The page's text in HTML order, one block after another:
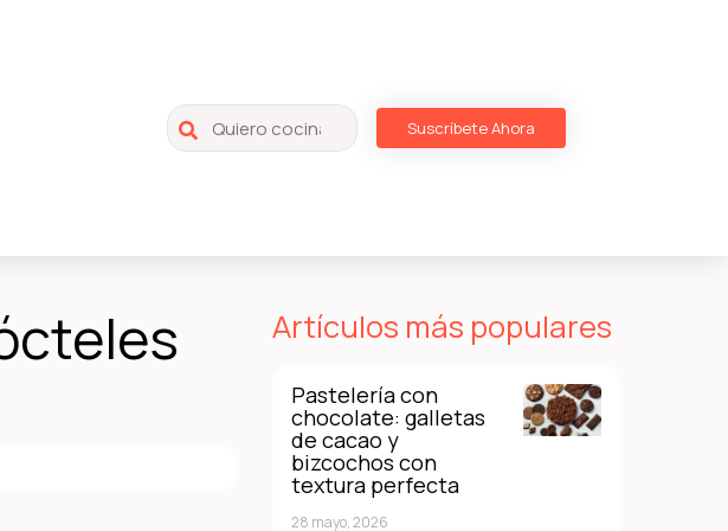
Suscríbete Ahora
Artículos más populares
Pastelería con
chocolate: galletas
de cacao y
bizcochos con
textura perfecta
28 mayo, 2026